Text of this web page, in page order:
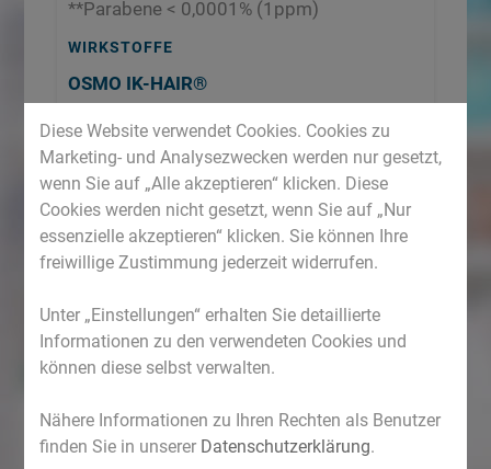
**Parabene < 0,0001% (1ppm)
WIRKSTOFFE
OSMO IK-HAIR®
AMINOSÄUREN-MISCHUNG
Repariert das Keratin.
NMF
Spendet Feuchtigkeit und bewahrt die
natürliche Hydratation.
MISCHUNG SANFTER TENSIDE
Bewahrt die Hydratation, schützt das Haar
und schenkt ihm Glanz und Fülle.
​Die zum Patent angemeldete
Diese Website verwendet Cookies. Cookies zu
Marketing- und Analysezwecken werden nur gesetzt,
wenn Sie auf „Alle akzeptieren“ klicken. Diese
Cookies werden nicht gesetzt, wenn Sie auf „Nur
essenzielle akzeptieren“ klicken. Sie können Ihre
freiwillige Zustimmung jederzeit widerrufen.
Unter „Einstellungen“ erhalten Sie detaillierte
Informationen zu den verwendeten Cookies und
können diese selbst verwalten.
Nähere Informationen zu Ihren Rechten als Benutzer
finden Sie in unserer Datenschutzerklärung.